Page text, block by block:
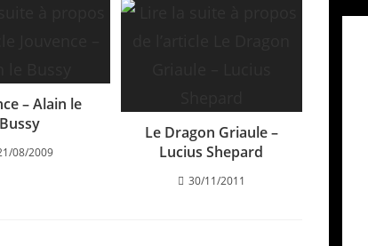
– Alain le
Bussy
08/2009
Le Dragon Griaule –
Lucius Shepard
30/11/2011